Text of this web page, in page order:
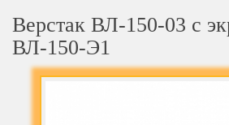
Верстак ВЛ-150-03 с
ВЛ-150-Э1